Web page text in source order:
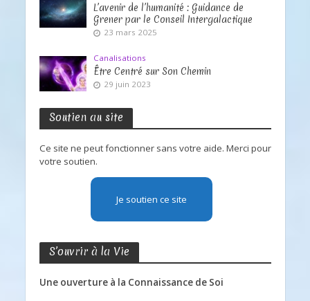
L’avenir de l’humanité : Guidance de
Grener par le Conseil Intergalactique
23 mars 2025
Canalisations
Être Centré sur Son Chemin
29 juin 2023
Soutien au site
Ce site ne peut fonctionner sans votre aide. Merci pour
votre soutien.
Je soutien ce site
S’ouvrir à la Vie
Une ouverture à la Connaissance de Soi